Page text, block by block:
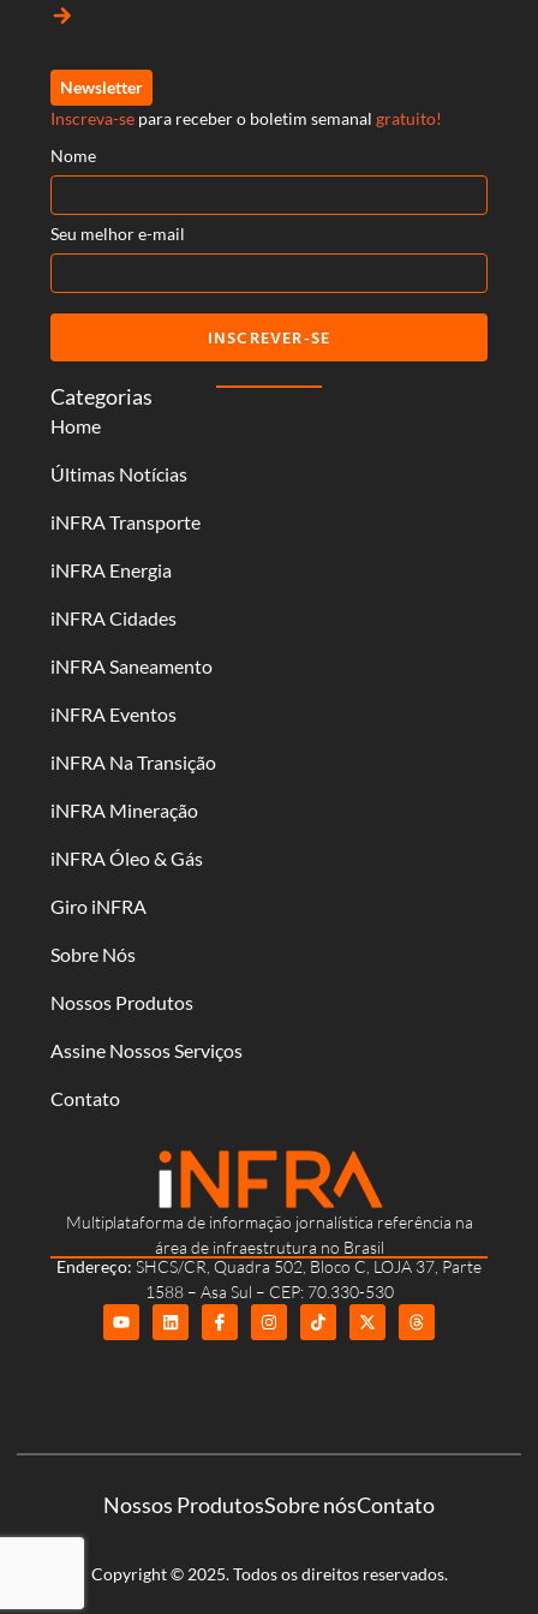
Multiplataforma de informação jornalística referência na
área de infraestrutura no Brasil
Endereço: SHCS/CR, Quadra 502, Bloco C, LOJA 37, Parte
1588 – Asa Sul – CEP: 70.330-530
Categorias
Home
Últimas Notícias
iNFRA Transporte
iNFRA Energia
iNFRA Cidades
iNFRA Saneamento
iNFRA Eventos
iNFRA Na Transição
iNFRA Mineração
iNFRA Óleo & Gás
Giro iNFRA
Sobre Nós
Nossos Produtos
Assine Nossos Serviços
Contato
arrow_forward
Newsletter
Inscreva-se para receber o boletim semanal gratuito!
Nome
Seu melhor e-mail
INSCREVER-SE
Nossos ProdutosSobre nósContato
Copyright © 2025. Todos os direitos reservados.